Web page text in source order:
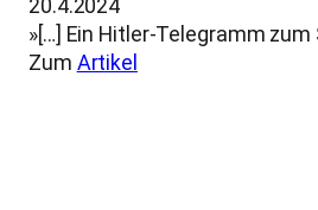
20.4.2024
»[…] Ein Hitler-Telegramm
Zum Artikel